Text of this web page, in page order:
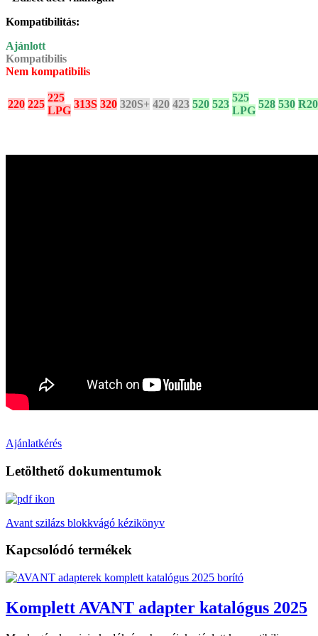
Kompatibilitás:
Ajánlott
Kompatibilis
Nem kompatibilis
220 225
225
LPG
313S 320 320S+ 420 423 520 523
525
LPG
528 530 R20
Ajánlatkérés
Letölthető dokumentumok
Avant szilázs blokkvágó kézikönyv
Kapcsolódó termékek
Komplett AVANT adapter katalógus 2025